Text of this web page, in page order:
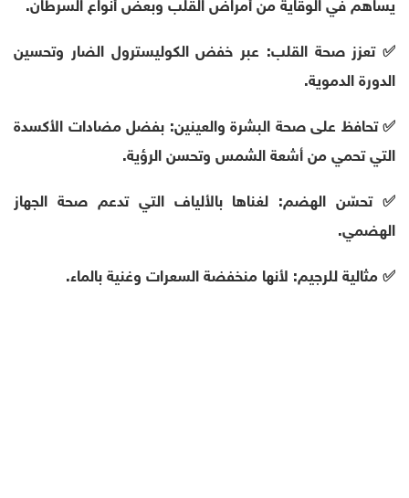
✅ تعزز صحة القلب: عبر خفض الكوليسترول الضار وتحسين
الدورة الدموية.
✅ تحافظ على صحة البشرة والعينين: بفضل مضادات الأكسدة
التي تحمي من أشعة الشمس وتحسن الرؤية.
✅ تحسّن الهضم: لغناها بالألياف التي تدعم صحة الجهاز
الهضمي.
✅ مثالية للرجيم: لأنها منخفضة السعرات وغنية بالماء.